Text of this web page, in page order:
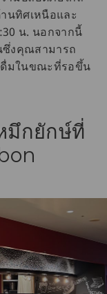
นทิศเหนือและ
น. นอกจากนี้
ซึ่งคุณสามารถ
ดื่มในขณะที่รอขึ้น
มึกยักษ์ที่